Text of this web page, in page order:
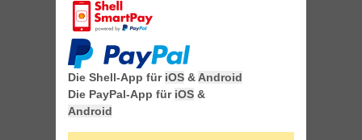
Die Shell-App für iOS &Android
Die PayPal-App für iOS &
Android